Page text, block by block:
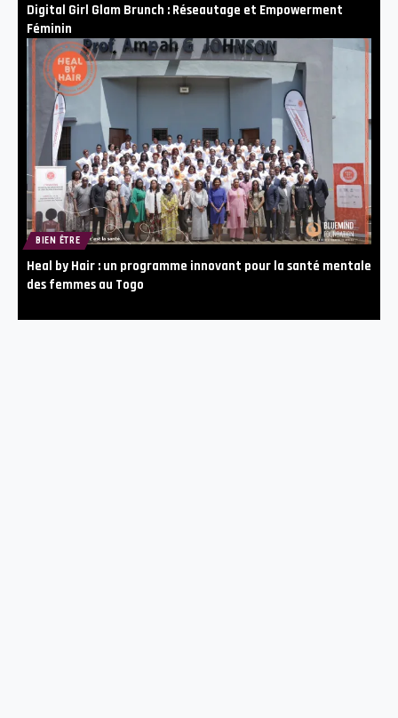
Digital Girl Glam Brunch : Réseautage et Empowerment
Féminin
BIEN ÊTRE
Heal by Hair : un programme innovant pour la santé mentale
des femmes au Togo